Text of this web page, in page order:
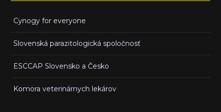
Cynogy for everyone
Slovenská parazitologická spoločnosť
ESCCAP Slovensko a Česko
Komora veterinárnych lekárov